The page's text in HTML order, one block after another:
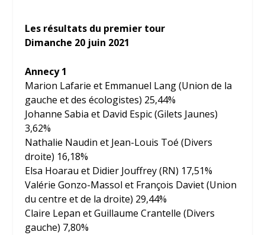
Les résultats du premier tour
Dimanche 20 juin 2021
Annecy 1
Marion Lafarie et Emmanuel Lang (Union de la
gauche et des écologistes) 25,44%
Johanne Sabia et David Espic (Gilets Jaunes)
3,62%
Nathalie Naudin et Jean-Louis Toé (Divers
droite) 16,18%
Elsa Hoarau et Didier Jouffrey (RN) 17,51%
Valérie Gonzo-Massol et François Daviet (Union
du centre et de la droite) 29,44%
Claire Lepan et Guillaume Crantelle (Divers
gauche) 7,80%